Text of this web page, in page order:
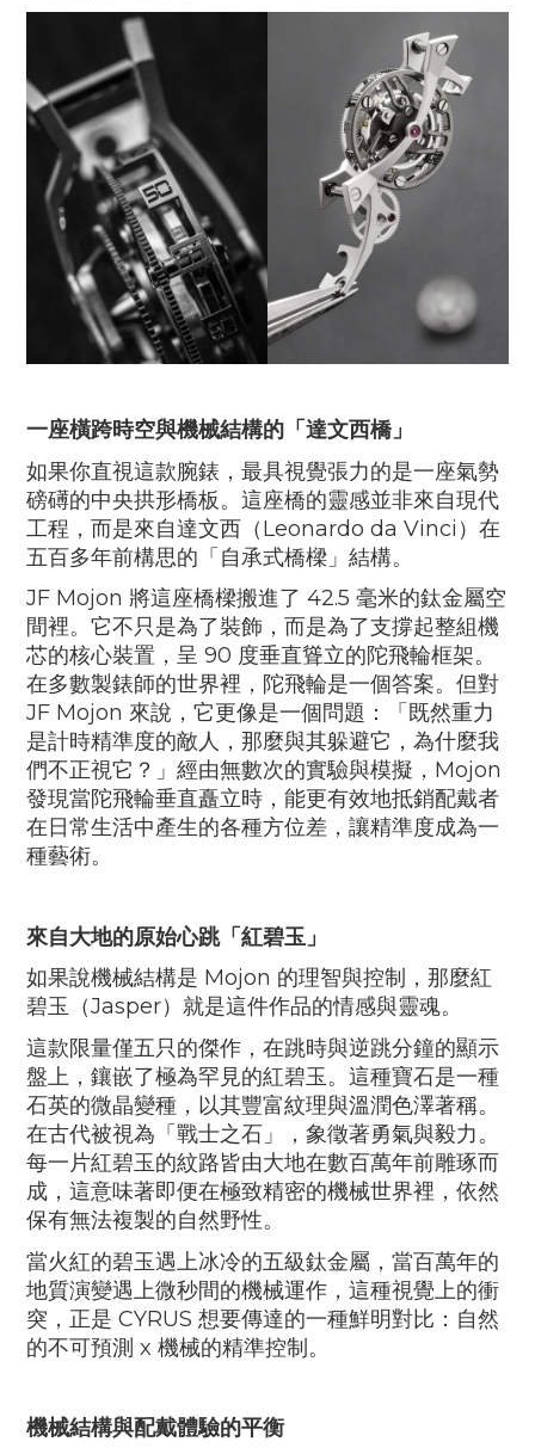
一座橫跨時空與機械結構的「達文西橋」
如果你直視這款腕錶，最具視覺張力的是一座氣勢
磅礡的中央拱形橋板。這座橋的靈感並非來自現代
工程，而是來自達文西（Leonardo da Vinci ）在
五百多年前構思的「自承式橋樑」結構。
JF Mojon 將這座橋樑搬進了 42.5 毫米的鈦金屬空
間裡。它不只是為了裝飾，而是為了支撐起整組機
芯的核心裝置，呈 90 度垂直聳立的陀飛輪框架。
在多數製錶師的世界裡，陀飛輪是一個答案。但對
JF Mojon 來說，它更像是一個問題：「既然重力
是計時精準度的敵人，那麼與其躲避它，為什麼我
們不正視它？」經由無數次的實驗與模擬， Mojon
發現當陀飛輪垂直矗立時，能更有效地抵銷配戴者
在日常生活中產生的各種方位差，讓精準度成為一
種藝術。
來自大地的原始心跳「紅碧玉」
如果說機械結構是 Mojon 的理智與控制，那麼紅
碧玉（Jasper）就是這件作品的情感與靈魂。
這款限量僅五只的傑作，在跳時與逆跳分鐘的顯示
盤上，鑲嵌了極為罕見的紅碧玉。這種寶石是一種
石英的微晶變種，以其豐富紋理與溫潤色澤著稱。
在古代被視為「戰士之石」，象徵著勇氣與毅力。
每一片紅碧玉的紋路皆由大地在數百萬年前雕琢而
成，這意味著即便在極致精密的機械世界裡，依然
保有無法複製的自然野性。
當火紅的碧玉遇上冰冷的五級鈦金屬，當百萬年的
地質演變遇上微秒間的機械運作，這種視覺上的衝
突，正是 CYRUS 想要傳達的一種鮮明對比：自然
的不可預測 x 機械的精準控制。
機械結構與配戴體驗的平衡